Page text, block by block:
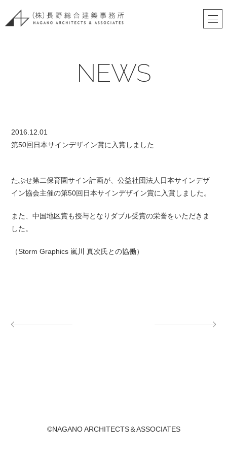
NEWS
2016.12.01
第50回日本サインデザイン賞に入賞しました
たぶせ第二保育園サイン計画が、公益社団法人日本サインデザ
イン協会主催の第50回日本サインデザイン賞に入賞しました。
また、中国地区賞も授与となりダブル受賞の栄誉をいただきま
した。
（Storm Graphics 嵐川 真次氏との協働）
©NAGANO ARCHITECTS＆ASSOCIATES